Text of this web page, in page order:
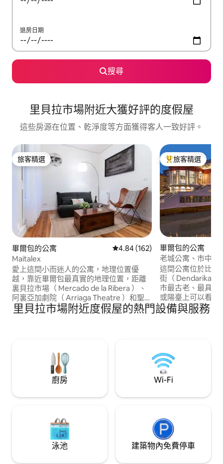
退房日期
搜尋
里貝拉市場附近大獲好評的度假屋
這些房源在位置、乾淨度等方面獲得客人一致好評。
旅客精選
旅客精選
畢爾包的公寓 從 162 則評價中獲得 4.84 的平均
4.84 (162)
Maitalex
愛上這間小而迷人的公寓，地理位置優
越，靠近畢爾包最真實的地理位置，距離
裏貝拉市場（ Mercado de la Ribera ）、
阿裏亞加劇院（ Arriaga Theatre ）和聖地
亞哥大教堂（ Cathedral of Santiago ）僅
幾米之遙。 坐落在Barrencalle ，神祕的老
您可以帶著「pintxo」「準備」。 執照
EBI02495。
旅客精選榜首
旅客精選
畢爾包的公寓
老城公寓、市中心
這間公寓位於比爾
街（ Dendarikale
市最古老、最具標
或陽臺上可以看到
（ Cathedral of
貝拉市場（ Market
可以享受充滿商店
道。
里貝拉市場附近度假屋的熱門設備與服務
廚房 Wi-Fi
泳池 建築物內免費停車